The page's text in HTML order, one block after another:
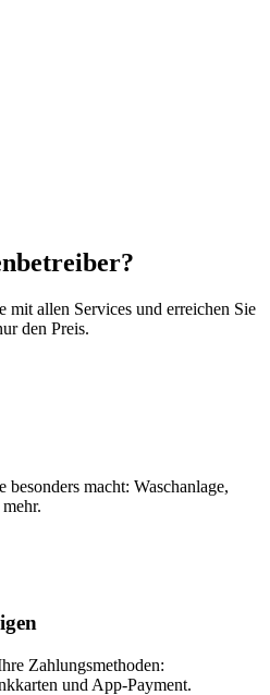
mit allen Services und erreichen Sie
den Preis.
macht: Waschanlage,
Zahlungsmethoden:
und App-Payment.